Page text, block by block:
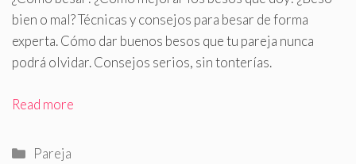
bien o mal? Técnicas y consejos para besar de forma
experta.Cómo dar buenos besos que tu pareja nunca
podrá olvidar. Consejos serios, sin tonterías.
Read more
Categorías
Pareja